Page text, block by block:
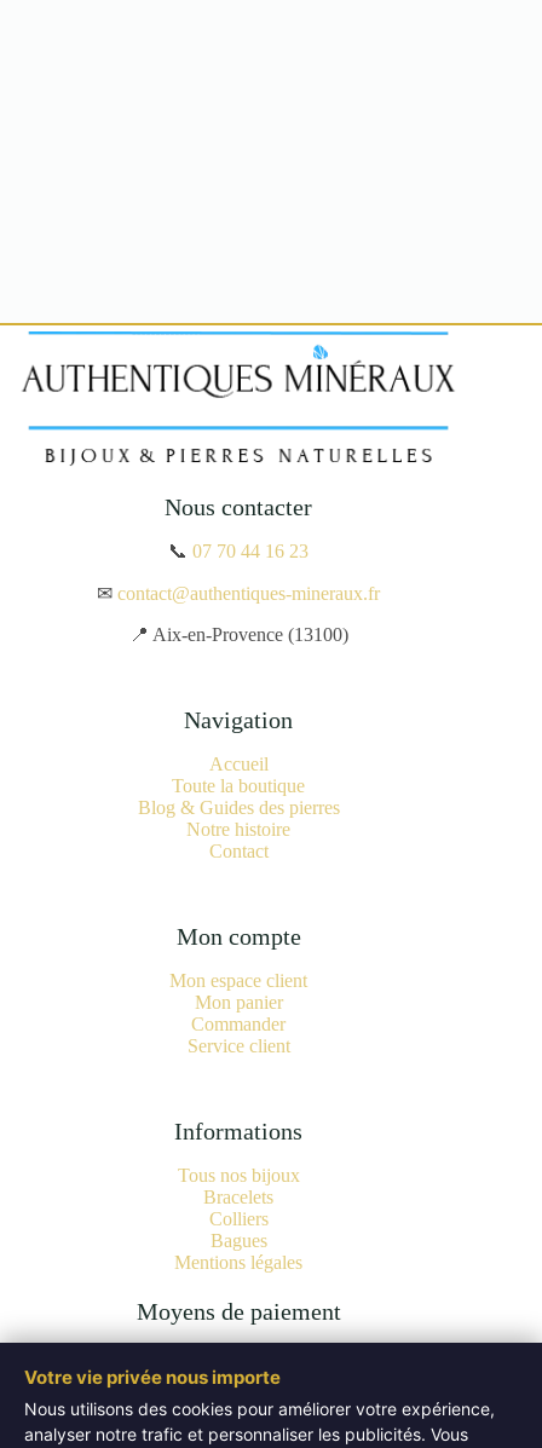
Nous contacter
📞07 70 44 16 23
✉contact@authentiques-mineraux.fr
📍 Aix-en-Provence (13100)
Navigation
Accueil
Toute la boutique
Blog & Guides des pierres
Notre histoire
Contact
Mon compte
Mon espace client
Mon panier
Commander
Service client
Informations
Tous nos bijoux
Bracelets
Colliers
Bagues
Mentions légales
Moyens de paiement
Copyright © 2026 Bijoux Pierres Naturelles | Lithothérapie -
Votre vie privée nous importe
Nous utilisons des cookies pour améliorer votre expérience,
analyser notre trafic et personnaliser les publicités. Vous